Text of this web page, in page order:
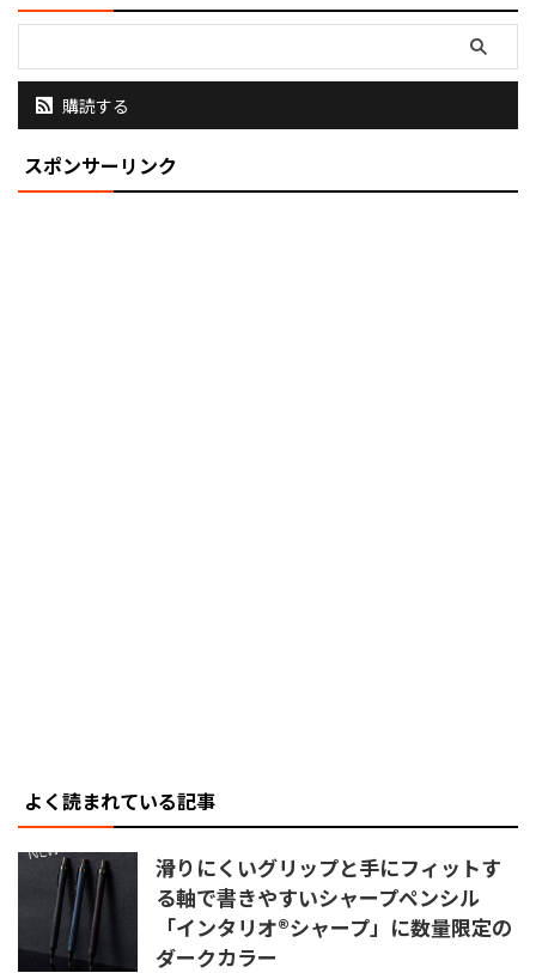
購読する
スポンサーリンク
よく読まれている記事
滑りにくいグリップと手にフィットす
る軸で書きやすいシャープペンシル
「インタリオ®シャープ」に数量限定の
ダークカラー